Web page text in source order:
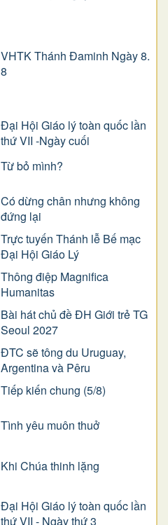
VHTK Thánh Đaminh Ngày 8.
8
Đại Hội Giáo lý toàn quốc lần
thứ VII -Ngày cuối
Từ bỏ mình?
Có dừng chân nhưng không
đứng lại
Trực tuyến Thánh lễ Bế mạc
Đại Hội Giáo Lý
Thông điệp Magnifica
Humanitas
Bài hát chủ đề ĐH Giới trẻ TG
Seoul 2027
ĐTC sẽ tông du Uruguay,
Argentina và Pêru
Tiếp kiến chung (5/8)
Tình yêu muôn thuở
Khi Chúa thinh lặng
Đại Hội Giáo lý toàn quốc lần
thứ VII - Ngày thứ 3